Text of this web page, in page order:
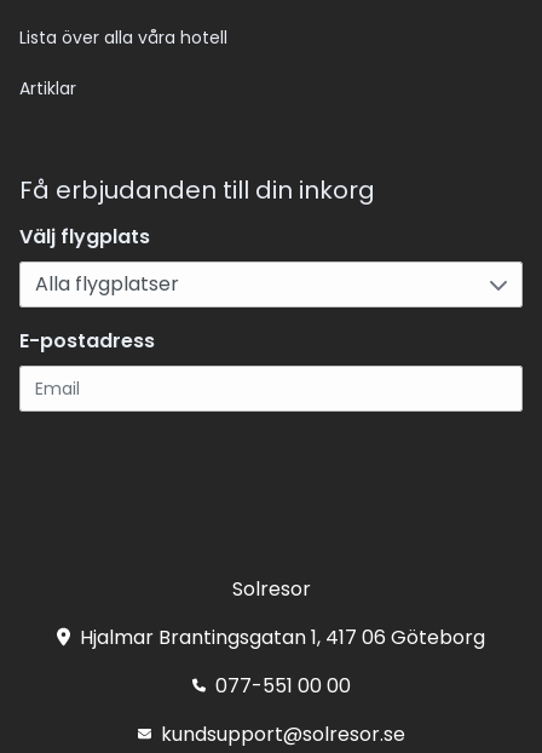
Lista över alla våra hotell
Artiklar
Få erbjudanden till din inkorg
Välj flygplats
E-postadress
Solresor
Hjalmar Brantingsgatan 1, 417 06 Göteborg
077-551 00 00
kundsupport@solresor.se